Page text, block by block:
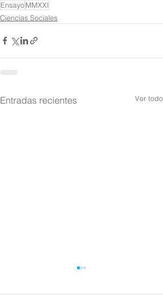
EnsayoMMXXI
Ciencias Sociales
Entradas recientes Ver todo